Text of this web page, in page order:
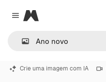
Close menu
Magnific
Crie uma imagem com IA